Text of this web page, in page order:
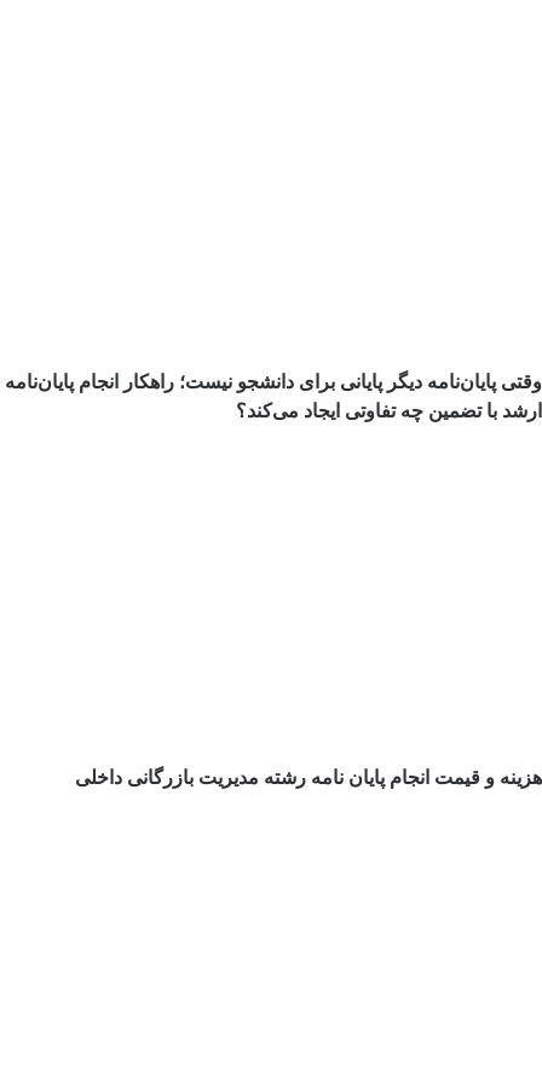
وقتی پایان‌نامه دیگر پایانی برای دانشجو نیست؛ راهکار انجام پایان‌نامه
ارشد با تضمین چه تفاوتی ایجاد می‌کند؟
هزینه و قیمت انجام پایان نامه رشته مدیریت بازرگانی داخلی